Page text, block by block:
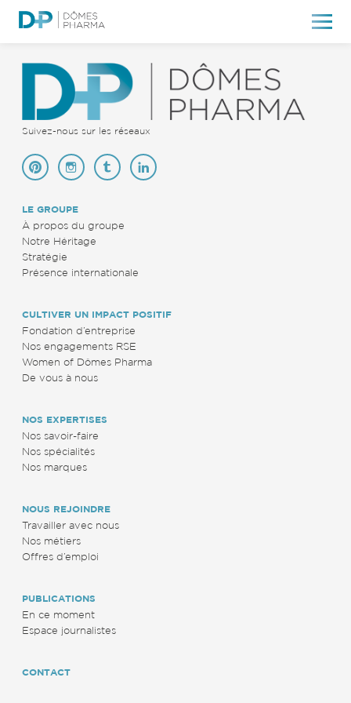
Suivez-nous sur les réseaux
LE GROUPE
À propos du groupe
Notre Héritage
Stratégie
Présence internationale
CULTIVER UN IMPACT POSITIF
Fondation d’entreprise
Nos engagements RSE
Women of Dômes Pharma
De vous à nous
NOS EXPERTISES
Nos savoir-faire
Nos spécialités
Nos marques
NOUS REJOINDRE
Travailler avec nous
Nos métiers
Offres d’emploi
PUBLICATIONS
En ce moment
Espace journalistes
CONTACT